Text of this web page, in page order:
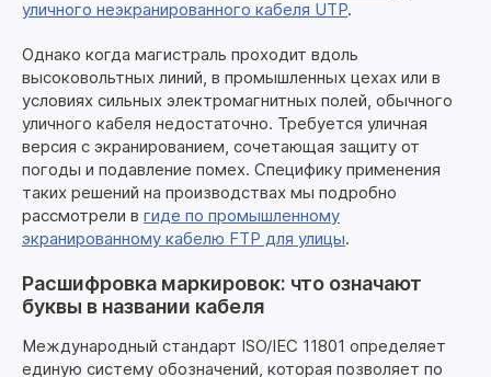
уличного неэкранированного кабеля UTP.
Однако когда магистраль проходит вдоль
высоковольтных линий, в промышленных цехах или в
условиях сильных электромагнитных полей, обычного
уличного кабеля недостаточно. Требуется уличная
версия с экранированием, сочетающая защиту от
погоды и подавление помех. Специфику применения
таких решений на производствах мы подробно
рассмотрели в гиде по промышленному
экранированному кабелю FTP для улицы.
Расшифровка маркировок: что означают
буквы в названии кабеля
Международный стандарт ISO/IEC 11801 определяет
единую систему обозначений, которая позволяет по